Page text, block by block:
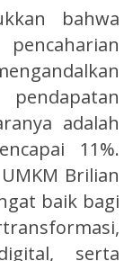
bahwa
adalah
11%.
Brilian
baik bagi
serta